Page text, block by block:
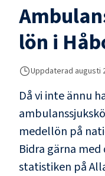
lön i
Uppdaterad augusti
Då vi inte ännu
medellön på
Bidra gärna
statistiken på